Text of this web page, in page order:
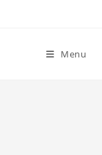
Menu